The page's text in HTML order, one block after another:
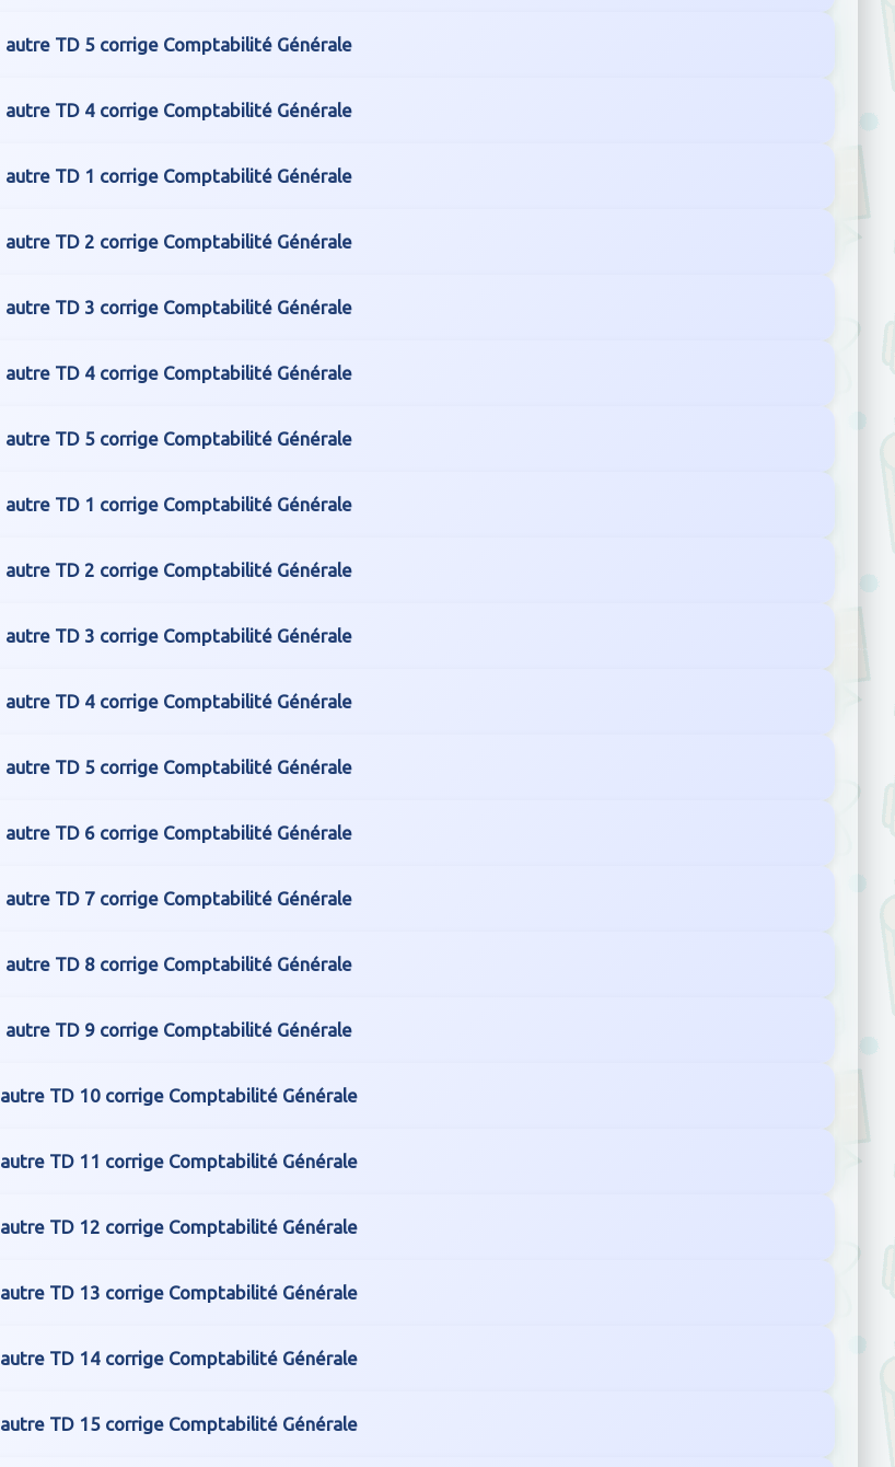
autre TD 5 corrige Comptabilité Générale
autre TD 4 corrige Comptabilité Générale
autre TD 1 corrige Comptabilité Générale
autre TD 2 corrige Comptabilité Générale
autre TD 3 corrige Comptabilité Générale
autre TD 4 corrige Comptabilité Générale
autre TD 5 corrige Comptabilité Générale
autre TD 1 corrige Comptabilité Générale
autre TD 2 corrige Comptabilité Générale
autre TD 3 corrige Comptabilité Générale
autre TD 4 corrige Comptabilité Générale
autre TD 5 corrige Comptabilité Générale
autre TD 6 corrige Comptabilité Générale
autre TD 7 corrige Comptabilité Générale
autre TD 8 corrige Comptabilité Générale
autre TD 9 corrige Comptabilité Générale
autre TD 10 corrige Comptabilité Générale
autre TD 11 corrige Comptabilité Générale
autre TD 12 corrige Comptabilité Générale
autre TD 13 corrige Comptabilité Générale
autre TD 14 corrige Comptabilité Générale
autre TD 15 corrige Comptabilité Générale